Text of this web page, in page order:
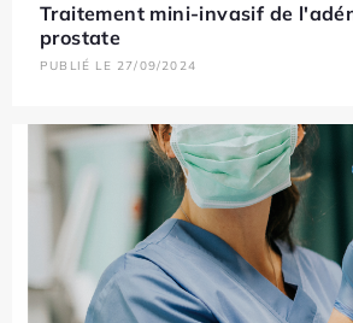
Traitement mini-invasif de
prostate
PUBLIÉ LE 27/09/2024